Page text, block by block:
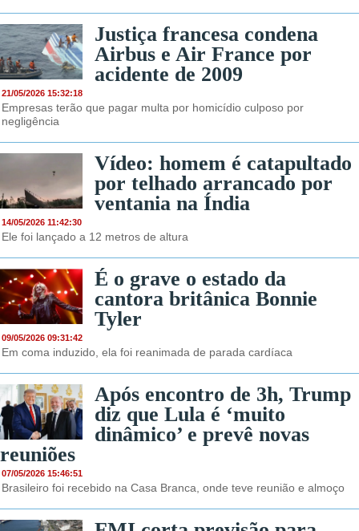
Justiça francesa condena
Airbus e Air France por
acidente de 2009
21/05/2026 15:32:18
Empresas terão que pagar multa por homicídio culposo por
negligência
Vídeo: homem é catapultado
por telhado arrancado por
ventania na Índia
14/05/2026 11:42:30
Ele foi lançado a 12 metros de altura
É o grave o estado da
cantora britânica Bonnie
Tyler
09/05/2026 09:31:42
Em coma induzido, ela foi reanimada de parada cardíaca
Após encontro de 3h, Trump
diz que Lula é ‘muito
dinâmico’ e prevê novas
reuniões
07/05/2026 15:46:51
Brasileiro foi recebido na Casa Branca, onde teve reunião e almoço